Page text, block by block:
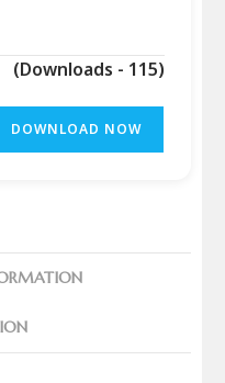
(Downloads - 115)
DOWNLOAD NOW